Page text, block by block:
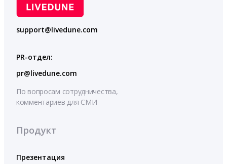
support@livedune.com
PR-отдел:
pr@livedune.com
По вопросам сотрудничества,
комментариев для СМИ
Продукт
Презентация